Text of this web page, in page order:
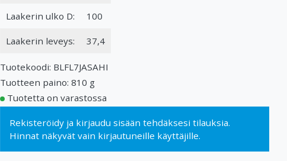
Laakerin ulko D: 100
Laakerin leveys: 37,4
Tuotekoodi: BLFL7JASAHI
Tuotteen paino: 810 g
Tuotetta on varastossa
Rekisteröidyja kirjaudu sisään tehdäksesi tilauksia.
Hinnat näkyvät vain kirjautuneille käyttäjille.